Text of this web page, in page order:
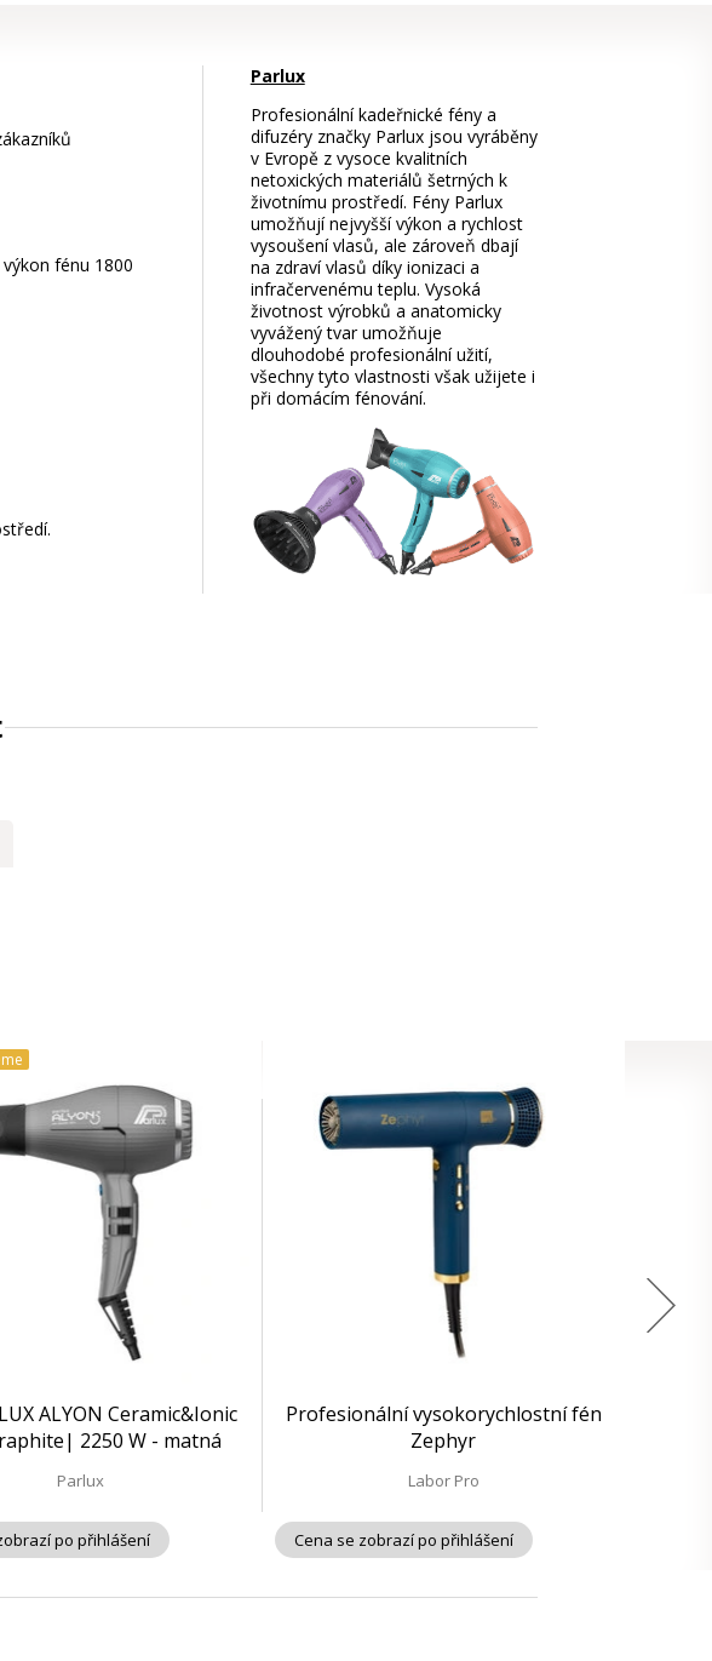
fénu 1800
Parlux
Profesionální kadeřnické fény a
difuzéry značky Parlux jsou vyráběny
v Evropě z vysoce kvalitních
netoxických materiálů šetrných k
životnímu prostředí. Fény Parlux
umožňují nejvyšší výkon a rychlost
vysoušení vlasů, ale zároveň dbají
na zdraví vlasů díky ionizaci a
infračervenému teplu. Vysoká
životnost výrobků a anatomicky
vyvážený tvar umožňuje
dlouhodobé profesionální užití,
všechny tyto vlastnosti však užijete i
při domácím fénování.
ALYON Ceramic&Ionic
2250 W - matná
Parlux
po přihlášení
Profesionální vysokorychlostní fén
Zephyr
Labor Pro
Cena se zobrazí po přihlášení